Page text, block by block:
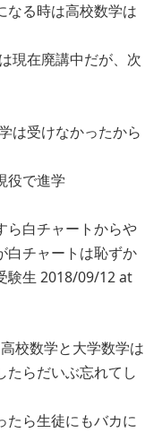
なる時は高校数学は
現在廃講中だが、次
は受けなかったから
役で進学
ら白チャートからや
白チャートは恥ずか
験生 2018/09/12 at
校数学と大学数学は
たらだいぶ忘れてし
たら生徒にもバカに